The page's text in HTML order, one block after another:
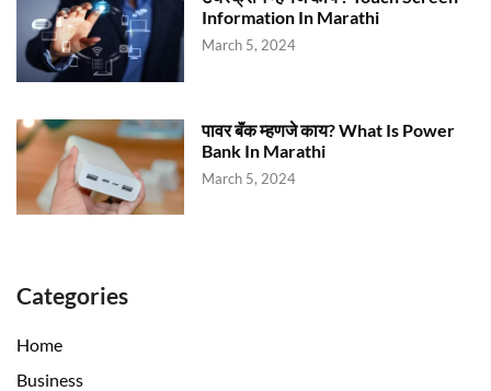
Information In Marathi
March 5, 2024
पावर बॅंक म्हणजे काय? What Is Power
Bank In Marathi
March 5, 2024
Categories
Home
Business